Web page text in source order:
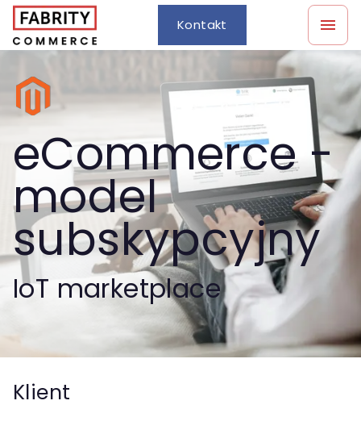
Kontakt
eCommerce -
model
subskypcyjny
IoT marketplace
Klient